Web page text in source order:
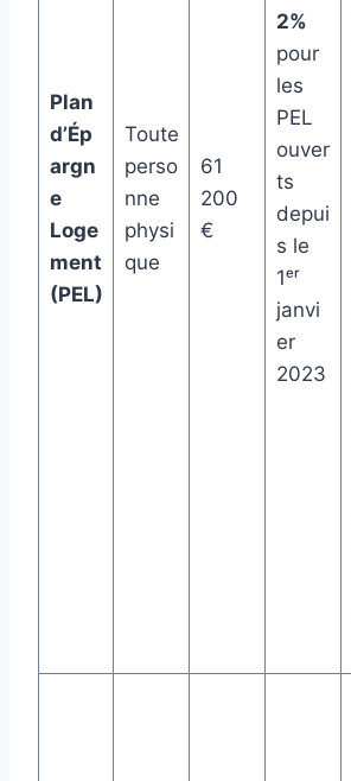
Plan
d’Ép
argn
e
Loge
ment
(PEL)
Toute
perso
nne
physi
que
61
200
€
2%
pour
les
PEL
ouver
ts
depui
s le
1ᵉʳ
janvi
er
2023